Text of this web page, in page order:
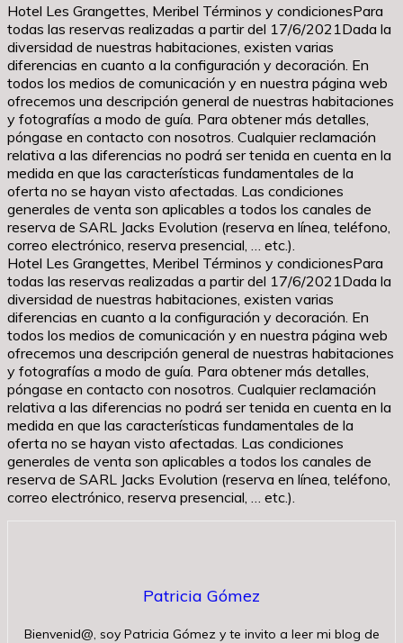
Hotel Les Grangettes, Meribel Términos y condicionesPara
todas las reservas realizadas a partir del 17/6/2021Dada la
diversidad de nuestras habitaciones, existen varias
diferencias en cuanto a la configuración y decoración. En
todos los medios de comunicación y en nuestra página web
ofrecemos una descripción general de nuestras habitaciones
y fotografías a modo de guía. Para obtener más detalles,
póngase en contacto con nosotros. Cualquier reclamación
relativa a las diferencias no podrá ser tenida en cuenta en la
medida en que las características fundamentales de la
oferta no se hayan visto afectadas. Las condiciones
generales de venta son aplicables a todos los canales de
reserva de SARL Jacks Evolution (reserva en línea, teléfono,
correo electrónico, reserva presencial, … etc.).
Hotel Les Grangettes, Meribel Términos y condicionesPara
todas las reservas realizadas a partir del 17/6/2021Dada la
diversidad de nuestras habitaciones, existen varias
diferencias en cuanto a la configuración y decoración. En
todos los medios de comunicación y en nuestra página web
ofrecemos una descripción general de nuestras habitaciones
y fotografías a modo de guía. Para obtener más detalles,
póngase en contacto con nosotros. Cualquier reclamación
relativa a las diferencias no podrá ser tenida en cuenta en la
medida en que las características fundamentales de la
oferta no se hayan visto afectadas. Las condiciones
generales de venta son aplicables a todos los canales de
reserva de SARL Jacks Evolution (reserva en línea, teléfono,
correo electrónico, reserva presencial, … etc.).
Patricia Gómez
Bienvenid@, soy Patricia Gómez y te invito a leer mi blog de